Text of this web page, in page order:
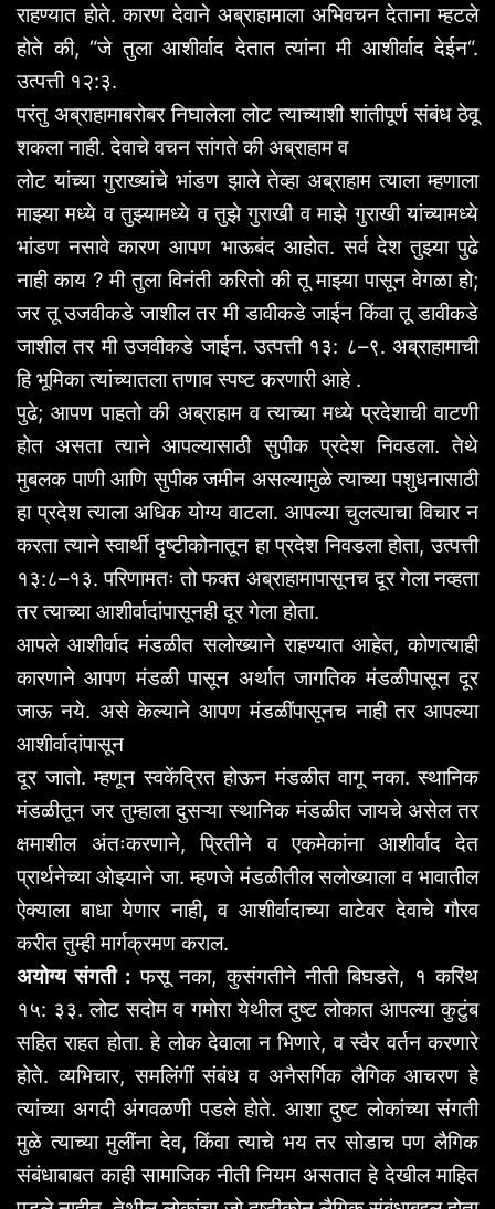
राहण्यात होते.कारण देवाने अब्राहामाला अभिवचन देताना म्हटले
होते की, “जे तुला आशीर्वाद देतात त्यांना मी आशीर्वाद देईन“.
उत्पत्ती १२:३.
परंतु अब्राहामाबरोबर निघालेला लोट त्याच्याशी शांतीपूर्ण संबंध ठेवू
शकला नाही.देवाचे वचन सांगते की अब्राहाम व
लोट यांच्या गुराख्यांचे भांडण झाले तेव्हा अब्राहाम त्याला म्हणाला
माझ्या मध्ये व तुझ्यामध्ये व तुझे गुराखी व माझे गुराखी यांच्यामध्ये
भांडण नसावे कारण आपण भाऊबंद आहोत.सर्व देश तुझ्या पुढे
नाही काय ?मी तुला विनंती करितो की तू माझ्या पासून वेगळा हो;
जर तू उजवीकडे जाशील तर मी डावीकडे जाईन किंवा तू डावीकडे
जाशील तर मी उजवीकडे जाईन.उत्पत्ती १३: ८–९. अब्राहामाची
हि भूमिका त्यांच्यातला तणाव स्पष्ट करणारी आहे.
पुढे;आपण पाहतो की अब्राहाम व त्याच्या मध्ये प्रदेशाची वाटणी
होत असता त्याने आपल्यासाठी सुपीक प्रदेश निवडला.तेथे
मुबलक पाणी आणि सुपीक जमीन असल्यामुळे त्याच्या पशुधनासाठी
हा प्रदेश त्याला अधिक योग्य वाटला. आपल्या चुलत्याचा विचार न
करता त्याने स्वार्थी दृष्टीकोनातून हा प्रदेश निवडला होता,उत्पत्ती
१३:८–१३.परिणामतः तो फक्त अब्राहामापासूनच दूर गेला नव्हता
तर त्याच्या आशीर्वादांपासूनही दूर गेला होता.
आपले आशीर्वाद मंडळीत सलोख्याने राहण्यात आहेत,कोणत्याही
कारणाने आपण मंडळी पासून अर्थात जागतिक मंडळीपासून दूर
जाऊ नये. असे केल्याने आपण मंडळींपासूनच नाही तर आपल्या
आशीर्वादांपासून
दूर जातो.म्हणून स्वकेंद्रित होऊन मंडळीत वागू नका.स्थानिक
मंडळीतून जर तुम्हाला दुसऱ्या स्थानिक मंडळीत जायचे असेल तर
क्षमाशील
अंतःकरणाने,प्रितीने व एकमेकांना आशीर्वाद देत
प्रार्थनेच्या ओझ्याने जा.म्हणजे मंडळीतील सलोख्याला व भावातील
ऐक्याला बाधा येणार नाही,व आशीर्वादाच्या वाटेवर देवाचे गौरव
करीत तुम्ही मार्गक्रमण कराल.
अयोग्य संगती: फसू नका,कुसंगतीने नीती बिघडते, १ करिंथ
१५: ३३.लोट सदोम व गमोरा येथील दुष्ट लोकात आपल्या कुटुंब
सहित राहत होता.हे लोक देवाला न भिणारे,व स्वैर वर्तन करणारे
होते.व्यभिचार,समलिंगीं संबंध व अनैसर्गिक लैगिक आचरण हे
त्यांच्या अगदी अंगवळणी पडले होते. आशा दुष्ट लोकांच्या संगती
मुळे त्याच्या मुलींना देव,किंवा त्याचे भय तर सोडाच पण लैगिक
संबंधाबाबत काही सामाजिक नीती नियम असतात हे देखील माहित